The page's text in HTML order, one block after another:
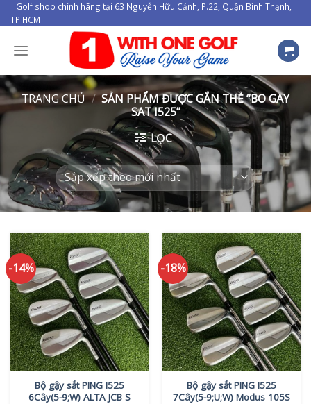
Skip
to
content
Golf shop chính hãng tại 63 Nguyễn Hữu Cảnh, P.22, Quận Bình Thạnh,
TP HCM
TRANG CHỦ / SẢN PHẨM ĐƯỢC GẮN THẺ “BO GAY
SAT I525”
LỌC
-14%
Bộ gậy sắt PING I525
6Cây(5-9;W) ALTA JCB S
-18%
Bộ gậy sắt PING I525
7Cây(5-9;U;W) Modus 105S